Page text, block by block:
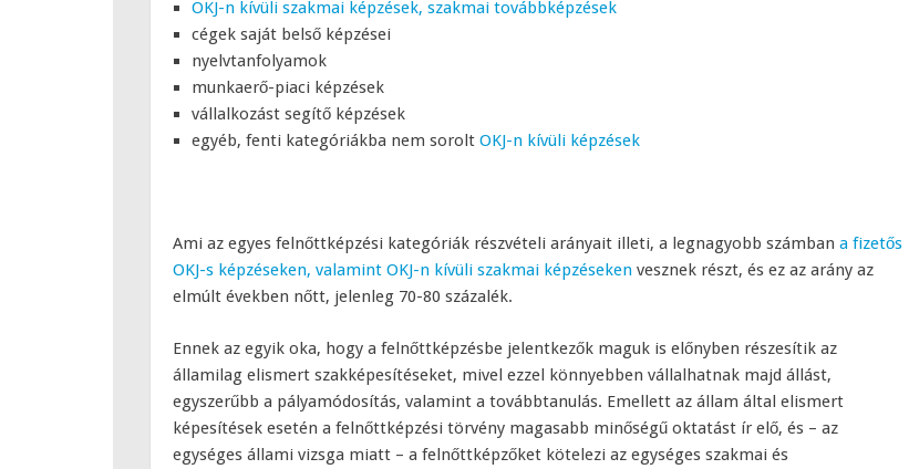
OKJ-n kívüli szakmai képzések, szakmai továbbképzések
cégek saját belső képzései
nyelvtanfolyamok
munkaerő-piaci képzések
vállalkozást segítő képzések
egyéb, fenti kategóriákba nem soroltOKJ-n kívüli képzések
Ami az egyes felnőttképzési kategóriák részvételi arányait illeti, a legnagyobb számban a fizetős
OKJ-s képzéseken, valamint OKJ-n kívüli szakmai képzéseken vesznek részt, és ez az arány az
elmúlt években nőtt, jelenleg 70-80 százalék.
Ennek az egyik oka, hogy a felnőttképzésbe jelentkezők maguk is előnyben részesítik az
államilag elismert szakképesítéseket, mivel ezzel könnyebben vállalhatnak majd állást,
egyszerűbb a pályamódosítás, valamint a továbbtanulás. Emellett az állam által elismert
képesítések esetén a felnőttképzési törvény magasabb minőségű oktatást ír elő, és – az
egységes állami vizsga miatt – a felnőttképzőket kötelezi az egységes szakmai és